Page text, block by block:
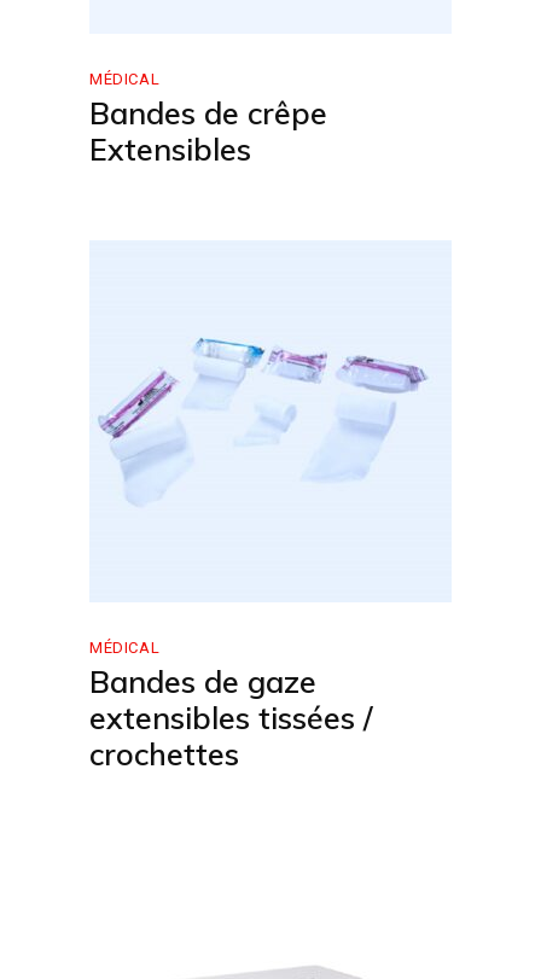
MÉDICAL
Bandes de crêpe
Extensibles
MÉDICAL
Bandes de gaze
extensibles tissées /
crochettes